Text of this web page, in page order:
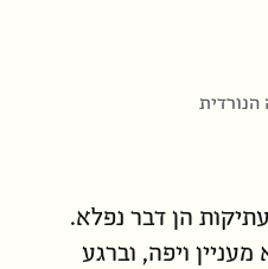
הן דבר נפלא.
ויפה, וברגע